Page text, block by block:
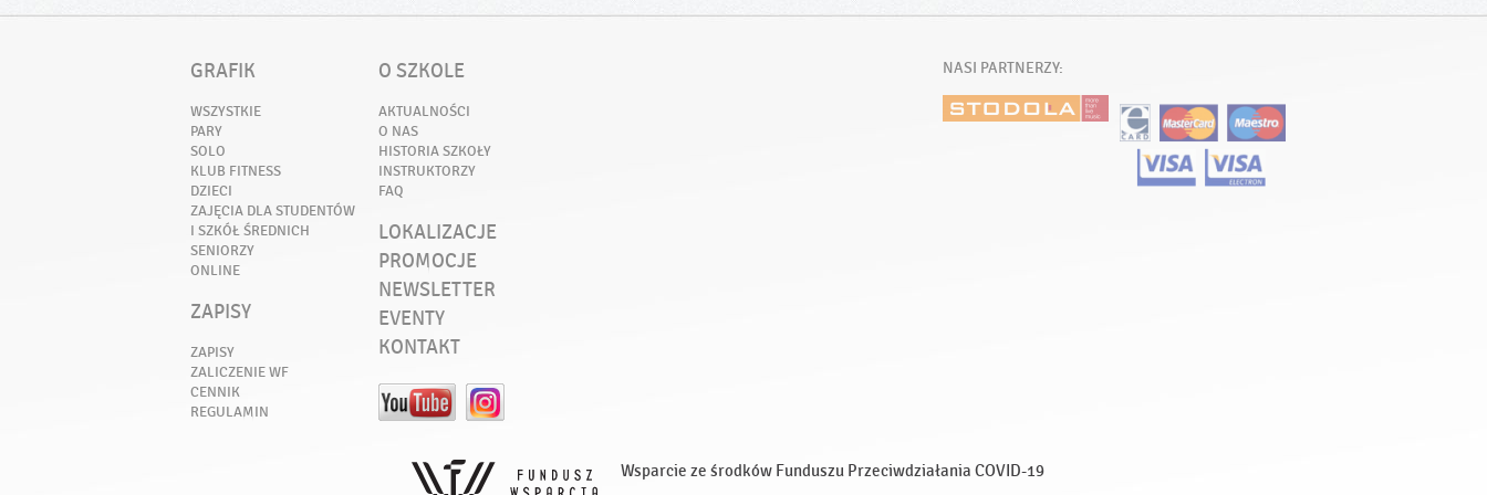
GRAFIK
WSZYSTKIE
PARY
SOLO
KLUB FITNESS
DZIECI
ZAJĘCIA DLA STUDENTÓW
I SZKÓŁ ŚREDNICH
SENIORZY
ONLINE
ZAPISY
ZAPISY
ZALICZENIE WF
CENNIK
REGULAMIN
O SZKOLE
AKTUALNOŚCI
O NAS
HISTORIA SZKOŁY
INSTRUKTORZY
FAQ
LOKALIZACJE
PROMOCJE
NEWSLETTER
EVENTY
KONTAKT
NASI PARTNERZY:
Wsparcie ze środków Funduszu Przeciwdziałania COVID-19